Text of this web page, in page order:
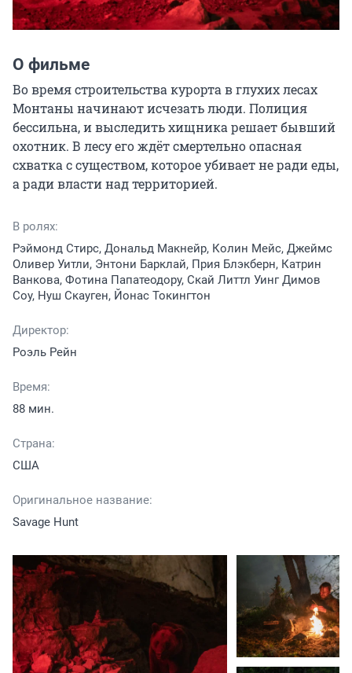
О фильме
Во время строительства курорта в глухих лесах
Монтаны начинают исчезать люди. Полиция
бессильна, и выследить хищника решает бывший
охотник. В лесу его ждёт смертельно опасная
схватка с существом, которое убивает не ради еды,
а ради власти над территорией.
В ролях:
Рэймонд Стирс, Дональд Макнейр, Колин Мейс, Джеймс
Оливер Уитли, Энтони Барклай, Прия Блэкберн, Катрин
Ванкова, Фотина Папатеодору, Скай Литтл Уинг Димов
Соу, Нуш Скауген, Йонас Токингтон
Директор:
Роэль Рейн
Время:
88 мин.
Страна:
США
Оригинальное название:
Savage Hunt